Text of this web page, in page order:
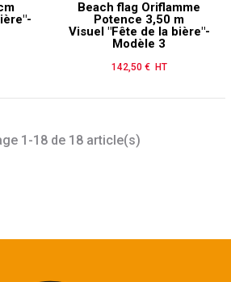
Beach flag Oriflamme
Potence 3,50 m
Visuel "Fête de la bière"-
Modèle 3
Prix
142,50 € HT
1-18 de 18 article(s)